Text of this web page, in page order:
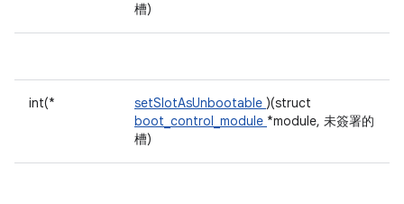
槽)
int(* setSlotAsUnbootable )(struct
boot_control_module *module, 未簽署的
槽)